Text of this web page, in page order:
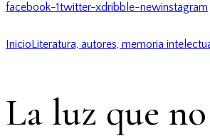
facebook-1twitter-xdribble-newinstagram
InicioLiteratura, autores, memoria
La luz que